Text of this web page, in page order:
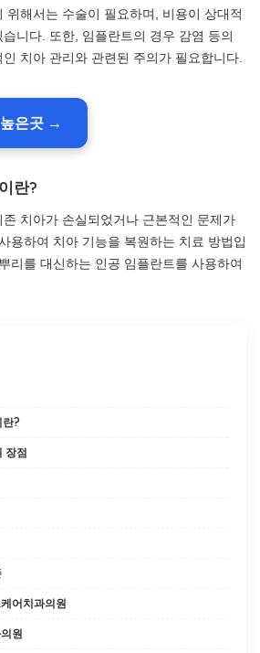
위해서는 수술이 필요하며, 비용이 상대적
니다. 또한, 임플란트의 경우 감염 등의
치아 관리와 관련된 주의가 필요합니다.
은곳 →
란?
치아가 손실되었거나 근본적인 문제가
용하여 치아 기능을 복원하는 치료 방법입
리를 대신하는 인공 임플란트를 사용하여
란?
장점
어치과의원
원